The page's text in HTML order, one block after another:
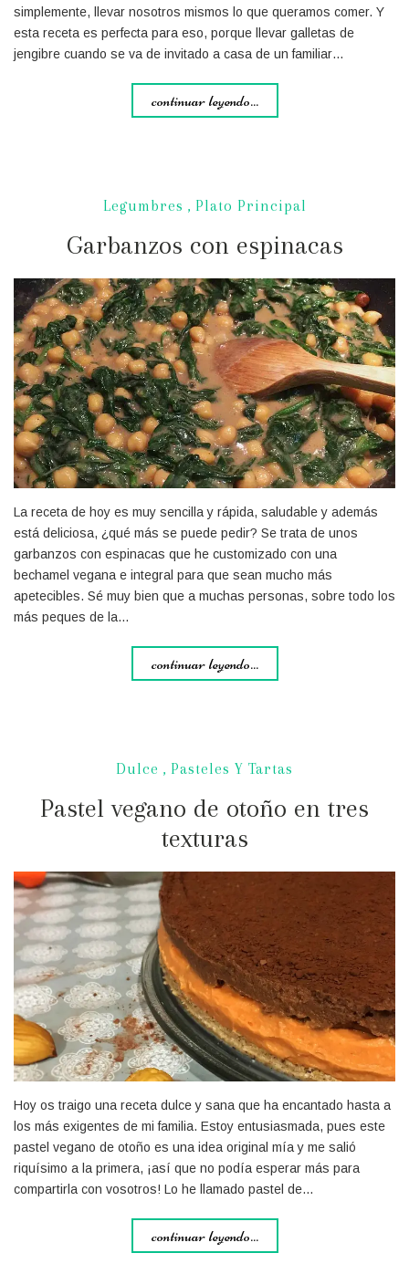
simplemente, llevar nosotros mismos lo que queramos comer. Y
esta receta es perfecta para eso, porque llevar galletas de
jengibre cuando se va de invitado a casa de un familiar…
continuar leyendo...
Legumbres , Plato Principal
Garbanzos con espinacas
La receta de hoy es muy sencilla y rápida, saludable y además
está deliciosa, ¿qué más se puede pedir? Se trata de unos
garbanzos con espinacas que he customizado con una
bechamel vegana e integral para que sean mucho más
apetecibles. Sé muy bien que a muchas personas, sobre todo los
más peques de la…
continuar leyendo...
Dulce , Pasteles Y Tartas
Pastel vegano de otoño en tres
texturas
Hoy os traigo una receta dulce y sana que ha encantado hasta a
los más exigentes de mi familia. Estoy entusiasmada, pues este
pastel vegano de otoño es una idea original mía y me salió
riquísimo a la primera, ¡así que no podía esperar más para
compartirla con vosotros! Lo he llamado pastel de…
continuar leyendo...